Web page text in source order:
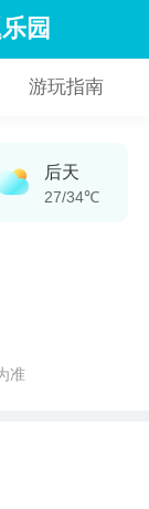
园
游玩指南
后天
27/34℃
准